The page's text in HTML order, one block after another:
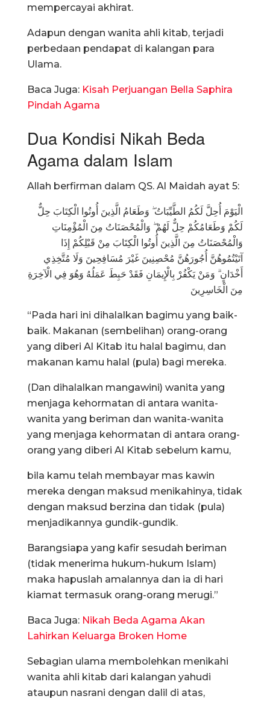
mempercayai akhirat.
Adapun dengan wanita ahli kitab, terjadi
perbedaan pendapat di kalangan para
Ulama.
Baca Juga: Kisah Perjuangan Bella Saphira
Pindah Agama
Dua Kondisi Nikah Beda
Agama dalam Islam
Allah berfirman dalam QS. Al Maidah ayat 5:
الْيَوْمَ أُحِلَّ لَكُمُ الطَّيِّبَاتُ ۖ وَطَعَامُ الَّذِينَ أُوتُوا الْكِتَابَ حِلٌّ
لَكُمْ وَطَعَامُكُمْ حِلٌّ لَهُمْ ۖ وَالْمُحْصَنَاتُ مِنَ الْمُؤْمِنَاتِ
وَالْمُحْصَنَاتُ مِنَ الَّذِينَ أُوتُوا الْكِتَابَ مِنْ قَبْلِكُمْ إِذَا
آتَيْتُمُوهُنَّ أُجُورَهُنَّ مُحْصِنِينَ غَيْرَ مُسَافِحِينَ وَلَا مُتَّخِذِي
أَخْدَانٍ ۗ وَمَنْ يَكْفُرْ بِالْإِيمَانِ فَقَدْ حَبِطَ عَمَلُهُ وَهُوَ فِي الْآخِرَةِ
مِنَ الْخَاسِرِينَ
“Pada hari ini dihalalkan bagimu yang baik-
baik. Makanan (sembelihan) orang-orang
yang diberi Al Kitab itu halal bagimu, dan
makanan kamu halal (pula) bagi mereka.
(Dan dihalalkan mangawini) wanita yang
menjaga kehormatan di antara wanita-
wanita yang beriman dan wanita-wanita
yang menjaga kehormatan di antara orang-
orang yang diberi Al Kitab sebelum kamu,
bila kamu telah membayar mas kawin
mereka dengan maksud menikahinya, tidak
dengan maksud berzina dan tidak (pula)
menjadikannya gundik-gundik.
Barangsiapa yang kafir sesudah beriman
(tidak menerima hukum-hukum Islam)
maka hapuslah amalannya dan ia di hari
kiamat termasuk orang-orang merugi.”
Baca Juga: Nikah Beda Agama Akan
Lahirkan Keluarga Broken Home
Sebagian ulama membolehkan menikahi
wanita ahli kitab dari kalangan yahudi
ataupun nasrani dengan dalil di atas,